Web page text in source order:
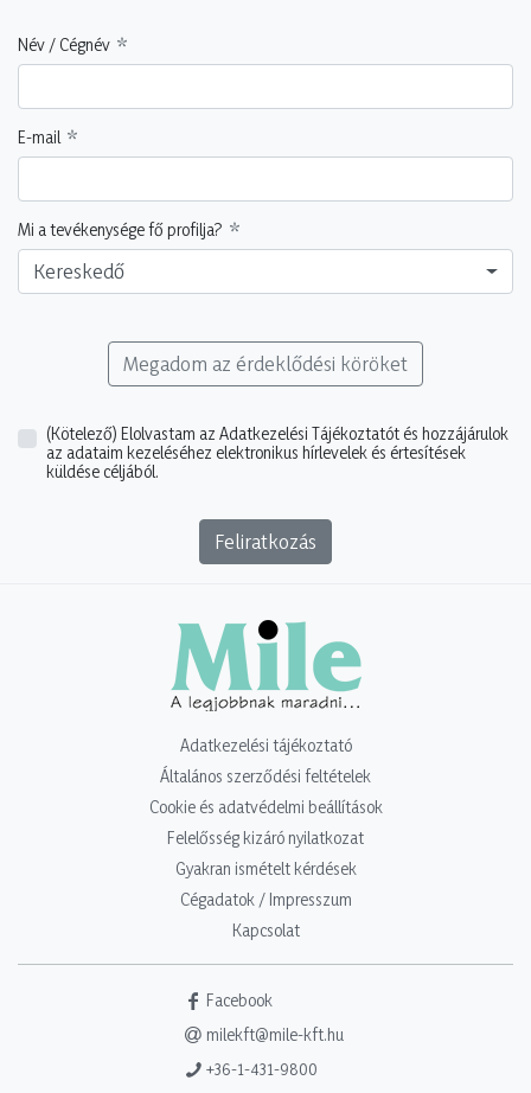
Név / Cégnév
E-mail
Mi a tevékenysége fő profilja?
Kereskedő
Megadom az érdeklődési köröket
(Kötelező) Elolvastam az Adatkezelési Tájékoztatót és hozzájárulok
az adataim kezeléséhez elektronikus hírlevelek és értesítések
küldése céljából.
Feliratkozás
Adatkezelési tájékoztató
Általános szerződési feltételek
Cookie és adatvédelmi beállítások
Felelősség kizáró nyilatkozat
Gyakran ismételt kérdések
Cégadatok / Impresszum
Kapcsolat
Facebook
milekft@mile-kft.hu
+36-1-431-9800